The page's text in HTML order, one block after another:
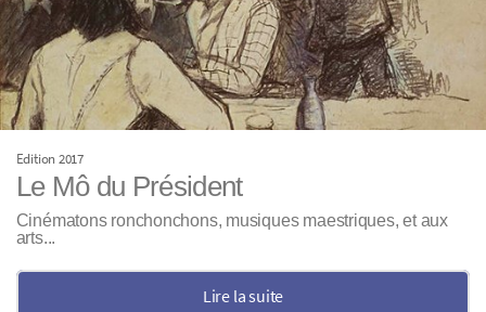
Edition 2017
Le Mô du Président
Cinématons ronchonchons, musiques maestriques, et aux
arts...
Lire la suite